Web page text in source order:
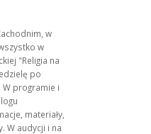
w
w
"Religia na
po
W programie i
materiały,
W audycji i na